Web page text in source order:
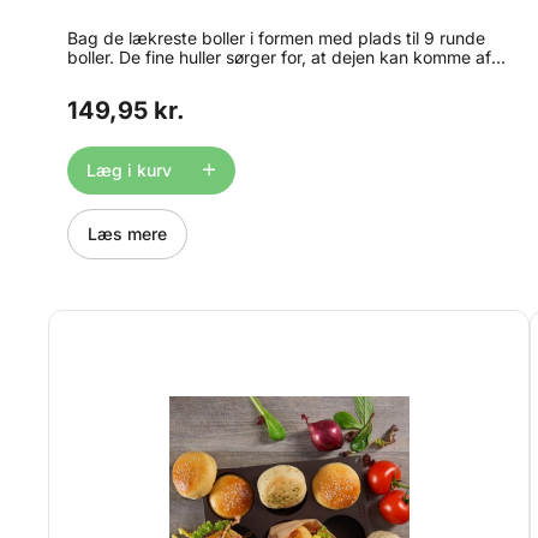
Bag de lækreste boller i formen med plads til 9 runde
boller. De fine huller sørger for, at dejen kan komme af
til 230°C.
149,95 kr.
Læg i kurv
Læs mere